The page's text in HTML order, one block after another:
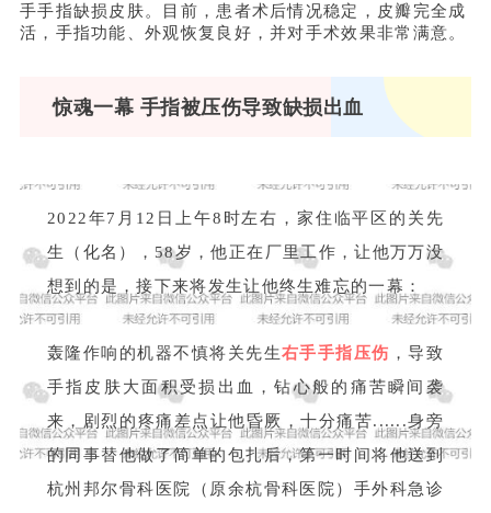
手手指缺损皮肤。目前，患者术后情况稳定，皮瓣完全成
活，手指功能、外观恢复良好，并对手术效果非常满意。
惊魂一幕 手指被压伤导致缺损出血
2022年7月12日上午8时左右，家住临平区的关先
生（化名），58岁，他正在厂里工作，让他万万没
想到的是，接下来将发生让他终生难忘的一幕：
轰隆作响的机器不慎将关先生右手手指压伤 ，导致
手指皮肤大面积受损出血，钻心般的痛苦瞬间袭
来，剧烈的疼痛差点让他昏厥，十分痛苦......身旁
的同事替他做了简单的包扎后，第一时间将他送到
杭州邦尔骨科医院（原余杭骨科医院）手外科急诊